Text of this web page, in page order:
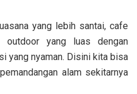
yang lebih santai, cafe
outdoor yang luas dengan
yang nyaman. Disini kita bisa
alam sekitarnya